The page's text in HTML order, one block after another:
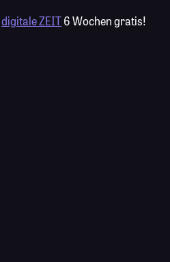
digitale ZEIT6 Wochen gratis!